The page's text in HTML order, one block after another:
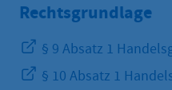
Rechtsgrundlage
§ 9 Absatz 1
§ 10 Absatz 1